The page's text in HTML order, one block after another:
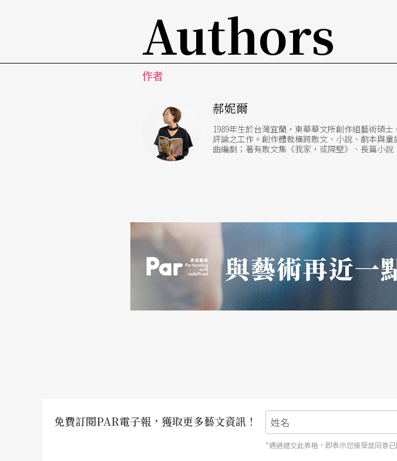
Authors
作者
郝妮爾
1989年生於台灣宜蘭，東華華文所創作組藝術碩
評論之工作。創作體裁橫跨散文、小說、劇本與
曲編劇；著有散文集《我家，或隔壁》、長篇小說
免費訂閱PAR電子報，獲取更多藝文資訊！
*通過遞交此表格，即表示您接受並同意